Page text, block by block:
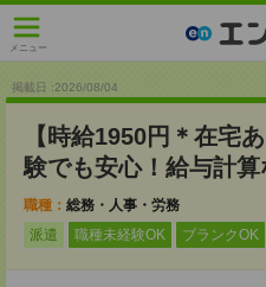
メニュー
掲載日 :2026/08/04
【時給1950円＊在宅
験でも安心！給与計
職種： 総務・人事・労務
派遣
職種未経験OK ブランクOK